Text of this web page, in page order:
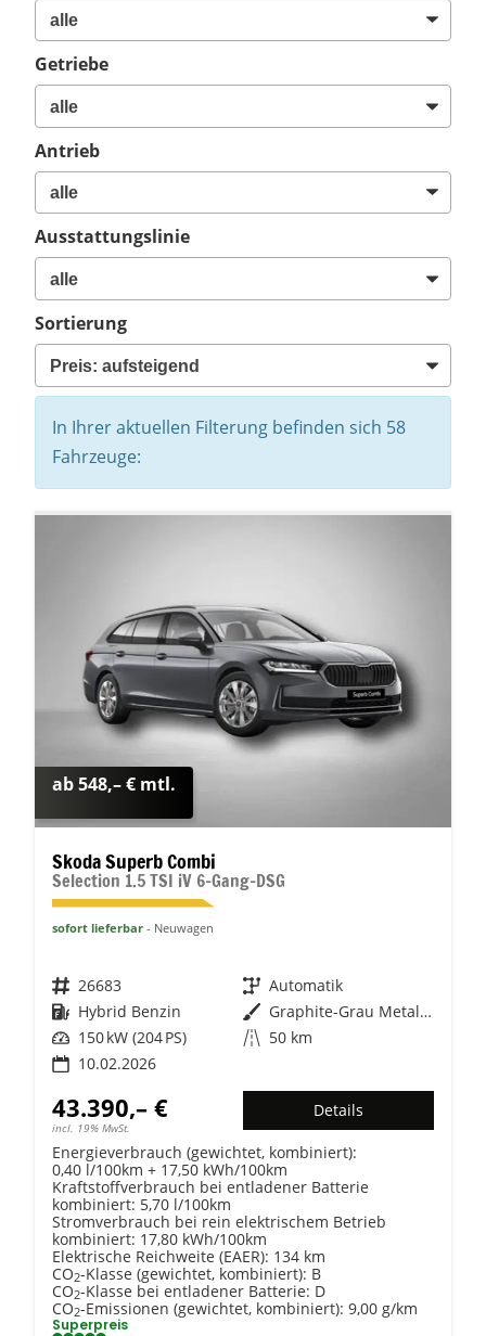
Getriebe
Antrieb
Ausstattungslinie
Sortierung
In Ihrer aktuellen Filterung befinden sich 58
Fahrzeuge:
ab 548,– € mtl.
Skoda Superb Combi
Selection 1.5 TSI iV 6-Gang-DSG
sofort lieferbar Neuwagen
Fahrzeugnr. 26683 Getriebe Automatik
Kraftstoff Hybrid Benzin Außenfarbe
Graphite-Grau Metallic
Leistung 150 kW (204 PS) Kilometerstand 50 km
10.02.2026
43.390,– €
incl. 19% MwSt.
Details
Energieverbrauch (gewichtet, kombiniert):
0,40 l/100km + 17,50 kWh/100km
Kraftstoffverbrauch bei entladener Batterie
kombiniert: 5,70 l/100km
Stromverbrauch bei rein elektrischem Betrieb
kombiniert: 17,80 kWh/100km
Elektrische Reichweite (EAER): 134 km
CO2-Klasse (gewichtet, kombiniert): B
CO2-Klasse bei entladener Batterie: D
CO2-Emissionen (gewichtet, kombiniert): 9,00 g/km
Superpreis